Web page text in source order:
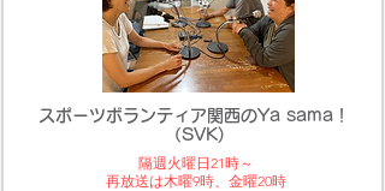
スポーツボランティア関西のYa sama！
（SVK)
隔週火曜日21時～
​再放送は木曜9時、金曜20時